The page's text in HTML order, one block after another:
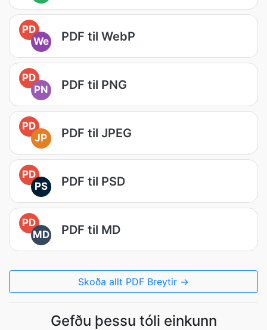
PD
We
PDF til WebP
PD
PN
PDF til PNG
PD
JP
PDF til JPEG
PD
PS
PDF til PSD
PD
MD
PDF til MD
Skoða allt PDF Breytir →
Gefðu þessu tóli einkunn